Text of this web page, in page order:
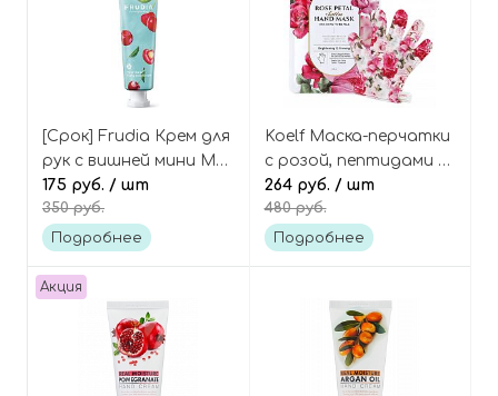
[Срок] Frudia Крем для
рук с вишней мини My
orchard cherry hand
cream mini
175 руб. / шт
350 руб.
Подробнее
Koelf Маска-перчатки
с розой, пептидами и
коллагеном, 1 пара,
Rose petal satin hand
mask
264 руб. / шт
480 руб.
Подробнее
Акция